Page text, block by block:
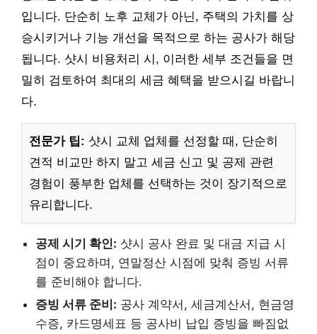
입니다. 단순히 노후 교체가 아닌, 주택의 가치를 상
승시키거나 기능 개선을 목적으로 하는 공사가 해당
됩니다. 샷시 비용처리 시, 이러한 세부 조건들을 면
밀히 검토하여 최대의 세금 혜택을 받으시길 바랍니
다.
전문가 팁: 샷시 교체 업체를 선정할 때, 단순히
견적 비교만 하지 말고 세금 신고 및 공제 관련
경험이 풍부한 업체를 선택하는 것이 장기적으로
유리합니다.
공제 시기 확인: 샷시 공사 완료 및 대금 지급 시
점이 중요하며, 연말정산 시점에 맞춰 증빙 서류
를 준비해야 합니다.
증빙 서류 준비: 공사 계약서, 세금계산서, 현금영
수증, 카드명세표 등 공사비 납입 증빙을 빠짐없